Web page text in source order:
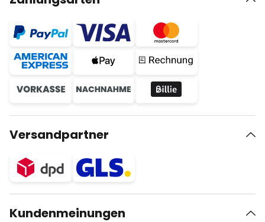
Versandpartner
Kundenmeinungen